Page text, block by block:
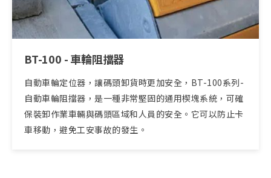
BT-100 - 車輪阻擋器
自動車輪定位器，讓碼頭卸貨時更加安全，BT-100系列-
自動車輪阻擋器，是一種非常堅固的通用楔塊系統，可確
保裝卸作業車輛與碼頭區域和人員的安全。它可以防止卡
車移動，避免工安事故的發生。